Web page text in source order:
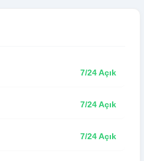
7/24 Açık
7/24 Açık
7/24 Açık